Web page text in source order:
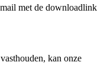
met de downloadlink
kan onze